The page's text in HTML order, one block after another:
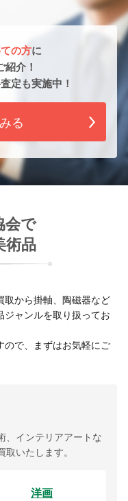
の方に
紹介！
定も実施中！
る
会で
術品
取から掛軸、陶磁器など
ジャンルを取り扱ってお
ので、まずはお気軽にご
、インテリアアートな
いたします。
洋画